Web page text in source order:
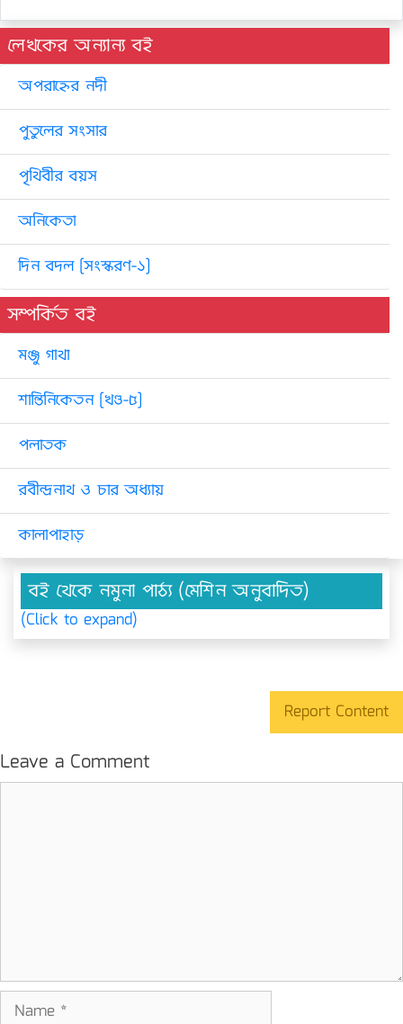
লেখকের অন্যান্য বই
অপরাহ্নের নদী
পুতুলের সংসার
পৃথিবীর বয়স
অনিকেতা
দিন বদল [সংস্করণ-১]
সম্পর্কিত বই
মঞ্জু গাথা
শান্তিনিকেতন [খণ্ড-৫]
পলাতক
রবীন্দ্রনাথ ও চার অধ্যায়
কালাপাহাড়
বই থেকে নমুনা পাঠ্য (মেশিন অনুবাদিত)
(Click to expand)
Report Content
Leave a Comment
Name